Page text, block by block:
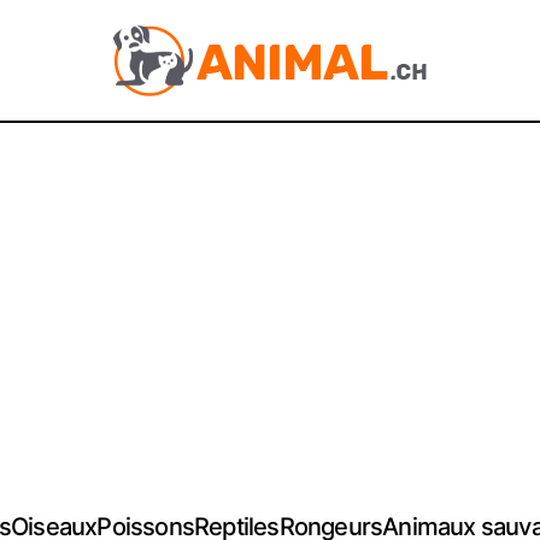
OiseauxPoissonsReptilesRongeursAnimaux